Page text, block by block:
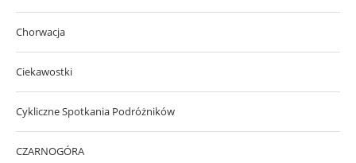
Chorwacja
Ciekawostki
Cykliczne Spotkania Podróżników
CZARNOGÓRA